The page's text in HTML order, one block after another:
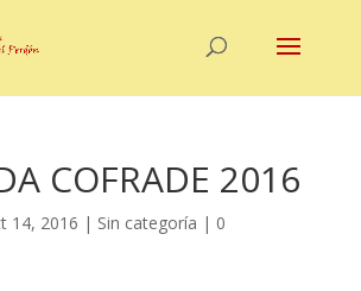
COFRADE 2016
14, 2016 | Sin categoría | 0